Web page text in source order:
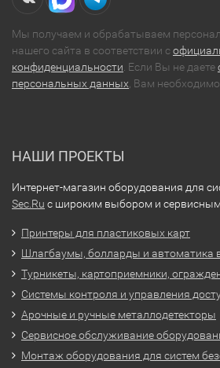
Мы получаем и обрабатываем
нашего сайта в соответствии с
конфиденциальности . Если Вы не даете
персональных данных , Вам
НАШИ ПРОЕКТЫ
Интернет-магазин оборудования для
Sec.Ru с широким выбором и
Принтеры для пластиковых карт
Шлагбаумы, болларды и автоматика
Турникеты, картоприемники,
Системы контроля и управления
Арочные и ручные металлодетекторы
Сервисное обслуживание
Монтаж оборудования для систем